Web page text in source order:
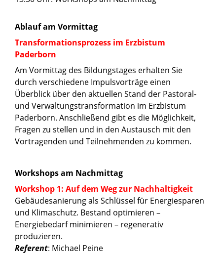
Ablauf am Vormittag
Transformationsprozess im Erzbistum
Paderborn
Am Vormittag des Bildungstages erhalten Sie
durch verschiedene Impulsvorträge einen
Überblick über den aktuellen Stand der Pastoral-
und Verwaltungstransformation im Erzbistum
Paderborn. Anschließend gibt es die Möglichkeit,
Fragen zu stellen und in den Austausch mit den
Vortragenden und Teilnehmenden zu kommen.
Workshops am Nachmittag
Workshop 1: Auf dem Weg zur Nachhaltigkeit
Gebäudesanierung als Schlüssel für Energiesparen
und Klimaschutz. Bestand optimieren –
Energiebedarf minimieren – regenerativ
produzieren.
Referent: Michael Peine